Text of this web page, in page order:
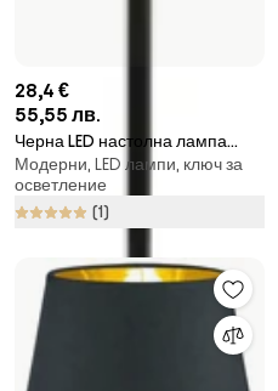
28,4 €
55,55 лв.
Черна LED настолна лампа
(височина 37 cm) Bradford –
House Nordic
Модерни, LED лампи, ключ за
осветление
(1)